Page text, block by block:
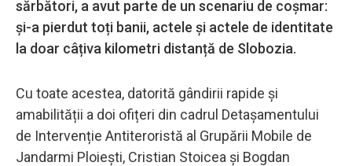
sărbători, a avut parte de un scenariu de coșmar:
și-a pierdut toți banii, actele și actele de identitate
la doar câțiva kilometri distanță de Slobozia.
Cu toate acestea, datorită gândirii rapide și
amabilității a doi ofițeri din cadrul Detașamentului
de Intervenție Antiteroristă al Grupării Mobile de
Jandarmi Ploiești, Cristian Stoicea și Bogdan